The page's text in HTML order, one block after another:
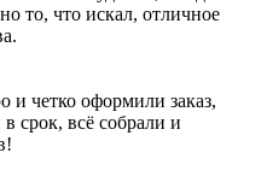
то, что искал, отличное
и четко оформили заказ,
срок, всё собрали и